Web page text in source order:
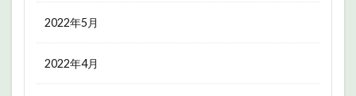
2022年5月
2022年4月